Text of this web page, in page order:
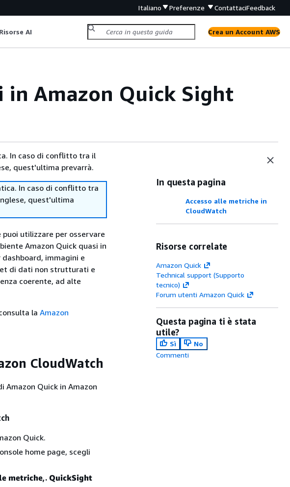
Italiano Preferenze ContattaciFeedback
Risorse AI Crea un Account AWS
Amazon Quick Sight
In caso di conflitto tra il
quest'ultima prevarrà.
In caso di conflitto tra
quest'ultima
utilizzare per osservare
Amazon Quick quasi in
immagini e
di dati non strutturati e
coerente, ad alte
la Amazon
CloudWatch
Amazon Quick in Amazon
Quick.
home page, scegli
metriche,. QuickSight
In questa pagina
Accesso alle metriche in
CloudWatch
Risorse correlate
Amazon Quick
Technical support (Supporto
tecnico)
Forum utenti Amazon Quick
Questa pagina ti è stata
utile?
Sì
No
Commenti